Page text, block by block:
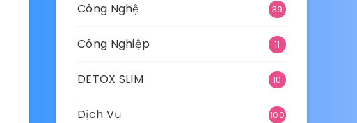
Công Nghệ 39
Công Nghiệp 11
DETOX SLIM 10
Dịch Vụ 100